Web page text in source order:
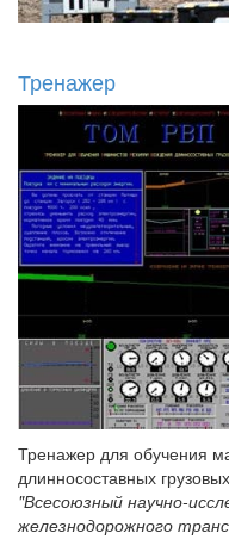
Тренажер
Тренажер для обучения
длинносоставных
"Всесоюзный научно-
железнодорожного